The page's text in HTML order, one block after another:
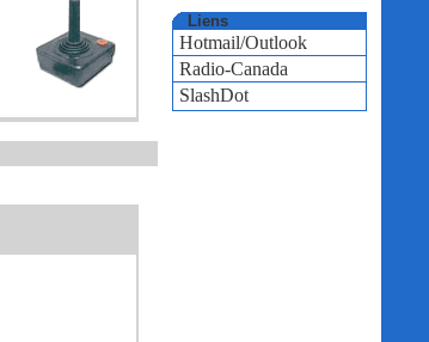
Liens
Hotmail/Outlook
Radio-Canada
SlashDot